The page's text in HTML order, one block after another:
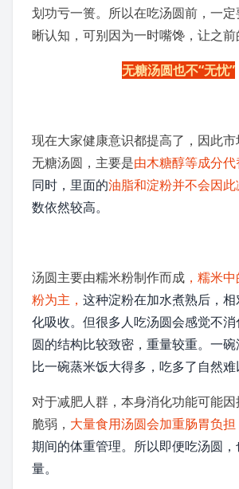
划功亏一篑。所以在吃汤圆前，一
晰认知，可别因为一时嘴馋，让之前
无糖汤圆也不“无忧”
现在大家健康意识都提高了，因此
无糖汤圆，主要是由木糖醇等成分代
同时，里面的油脂和淀粉并不会因此
数依然较高。
汤圆主要由糯米粉制作而成 ，糯米
粉为主， 这种淀粉在加水煮熟后，
化吸收。但很多人吃汤圆会感觉不
圆的结构比较致密，重量较重。一
比一碗蒸米饭大得多，吃多了自然难
对于减肥人群，本身消化功能可能
脆弱， 大量食用汤圆会加重肠胃负担
期间的体重管理。所以即便吃汤圆
量。